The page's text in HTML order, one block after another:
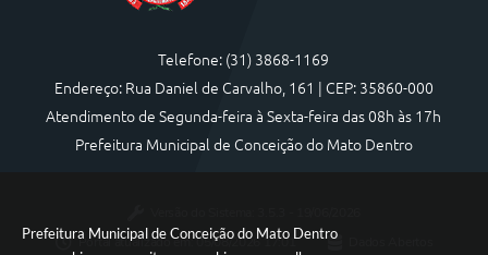
Prefeitura Municipal de Conceição do Mato Dentro
Telefone: (31) 3868-1169
Endereço: Rua Daniel de Carvalho, 161 | CEP: 35860-000
Atendimento de Segunda-feira à Sexta-feira das 08h às 17h
Prefeitura Municipal de Conceição do Mato Dentro
Portal atualizado em:05/08/2026 17:01